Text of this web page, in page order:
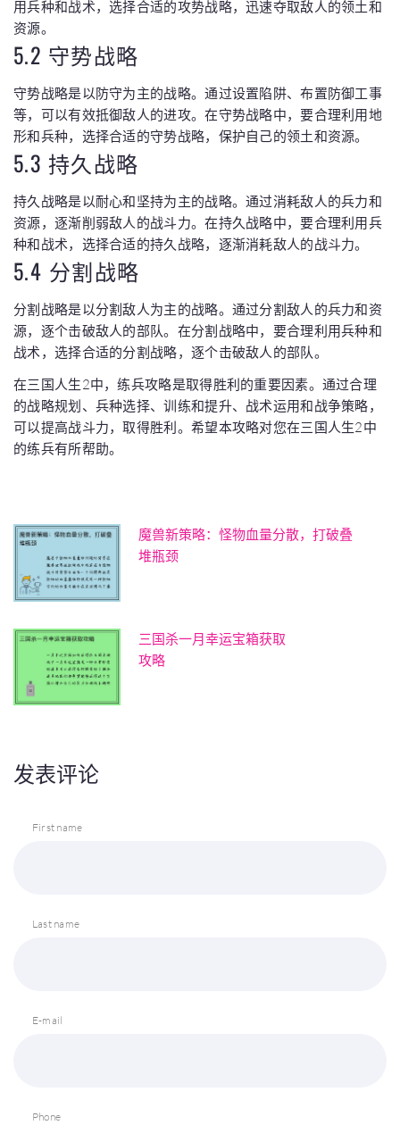
用兵种和战术，选择合适的攻势战略，迅速夺取敌人的领土和
资源。
5.2 守势战略
守势战略是以防守为主的战略。通过设置陷阱、布置防御工事
等，可以有效抵御敌人的进攻。在守势战略中，要合理利用地
形和兵种，选择合适的守势战略，保护自己的领土和资源。
5.3 持久战略
持久战略是以耐心和坚持为主的战略。通过消耗敌人的兵力和
资源，逐渐削弱敌人的战斗力。在持久战略中，要合理利用兵
种和战术，选择合适的持久战略，逐渐消耗敌人的战斗力。
5.4 分割战略
分割战略是以分割敌人为主的战略。通过分割敌人的兵力和资
源，逐个击破敌人的部队。在分割战略中，要合理利用兵种和
战术，选择合适的分割战略，逐个击破敌人的部队。
在三国人生2中，练兵攻略是取得胜利的重要因素。通过合理
的战略规划、兵种选择、训练和提升、战术运用和战争策略，
可以提高战斗力，取得胜利。希望本攻略对您在三国人生2中
的练兵有所帮助。
魔兽新策略：怪物血量分散，打破叠
堆瓶颈
三国杀一月幸运宝箱获取
攻略
发表评论
First name
Last name
E-mail
Phone